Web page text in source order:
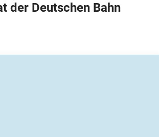
der Deutschen Bahn